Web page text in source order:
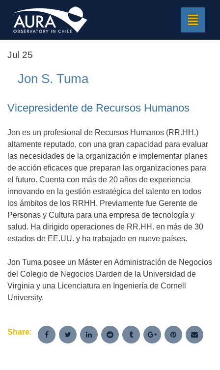
Toggle
Jul 25
Jon S. Tuma
Vicepresidente de Recursos Humanos
Jon es un profesional de Recursos Humanos (RR.HH.)
altamente reputado, con una gran capacidad para evaluar
las necesidades de la organización e implementar planes
de acción eficaces que preparan las organizaciones para
el futuro. Cuenta con más de 20 años de experiencia
innovando en la gestión estratégica del talento en todos
los ámbitos de los RRHH. Previamente fue Gerente de
Personas y Cultura para una empresa de tecnología y
salud. Ha dirigido operaciones de RR.HH. en más de 30
estados de EE.UU. y ha trabajado en nueve países.
Jon Tuma posee un Máster en Administración de Negocios
del Colegio de Negocios Darden de la Universidad de
Virginia y una Licenciatura en Ingeniería de Cornell
University.
Share: